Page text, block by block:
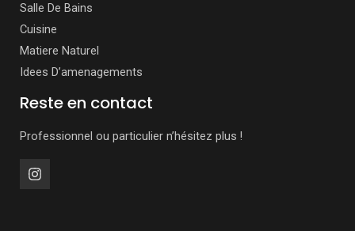
Salle De Bains
Cuisine
Matiere Naturel
Idees D’amenagements
Reste en contact
Professionnel ou particulier n’hésitez plus !